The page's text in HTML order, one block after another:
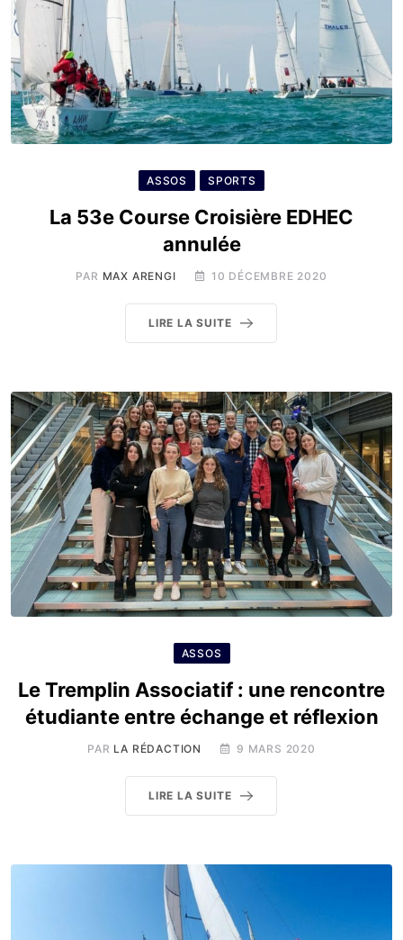
ASSOS SPORTS
La 53e Course Croisière EDHEC
annulée
PAR MAX ARENGI 10 DÉCEMBRE 2020
LIRE LA SUITE
ASSOS
Le Tremplin Associatif : une rencontre
étudiante entre échange et réflexion
PAR LA RÉDACTION 9 MARS 2020
LIRE LA SUITE